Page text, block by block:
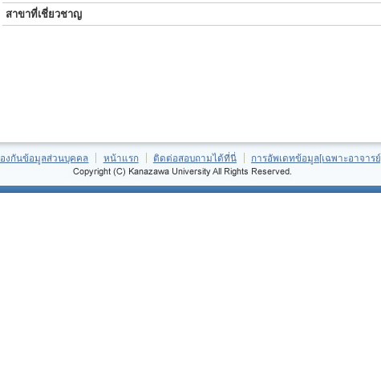
สาขาที่เชี่ยวชาญ
งกันข้อมูลส่วนบุคคล หน้าแรก ติดต่อสอบถามได้ที่นี่ การอัพเดทข้อมูล[เฉพาะอาจาร